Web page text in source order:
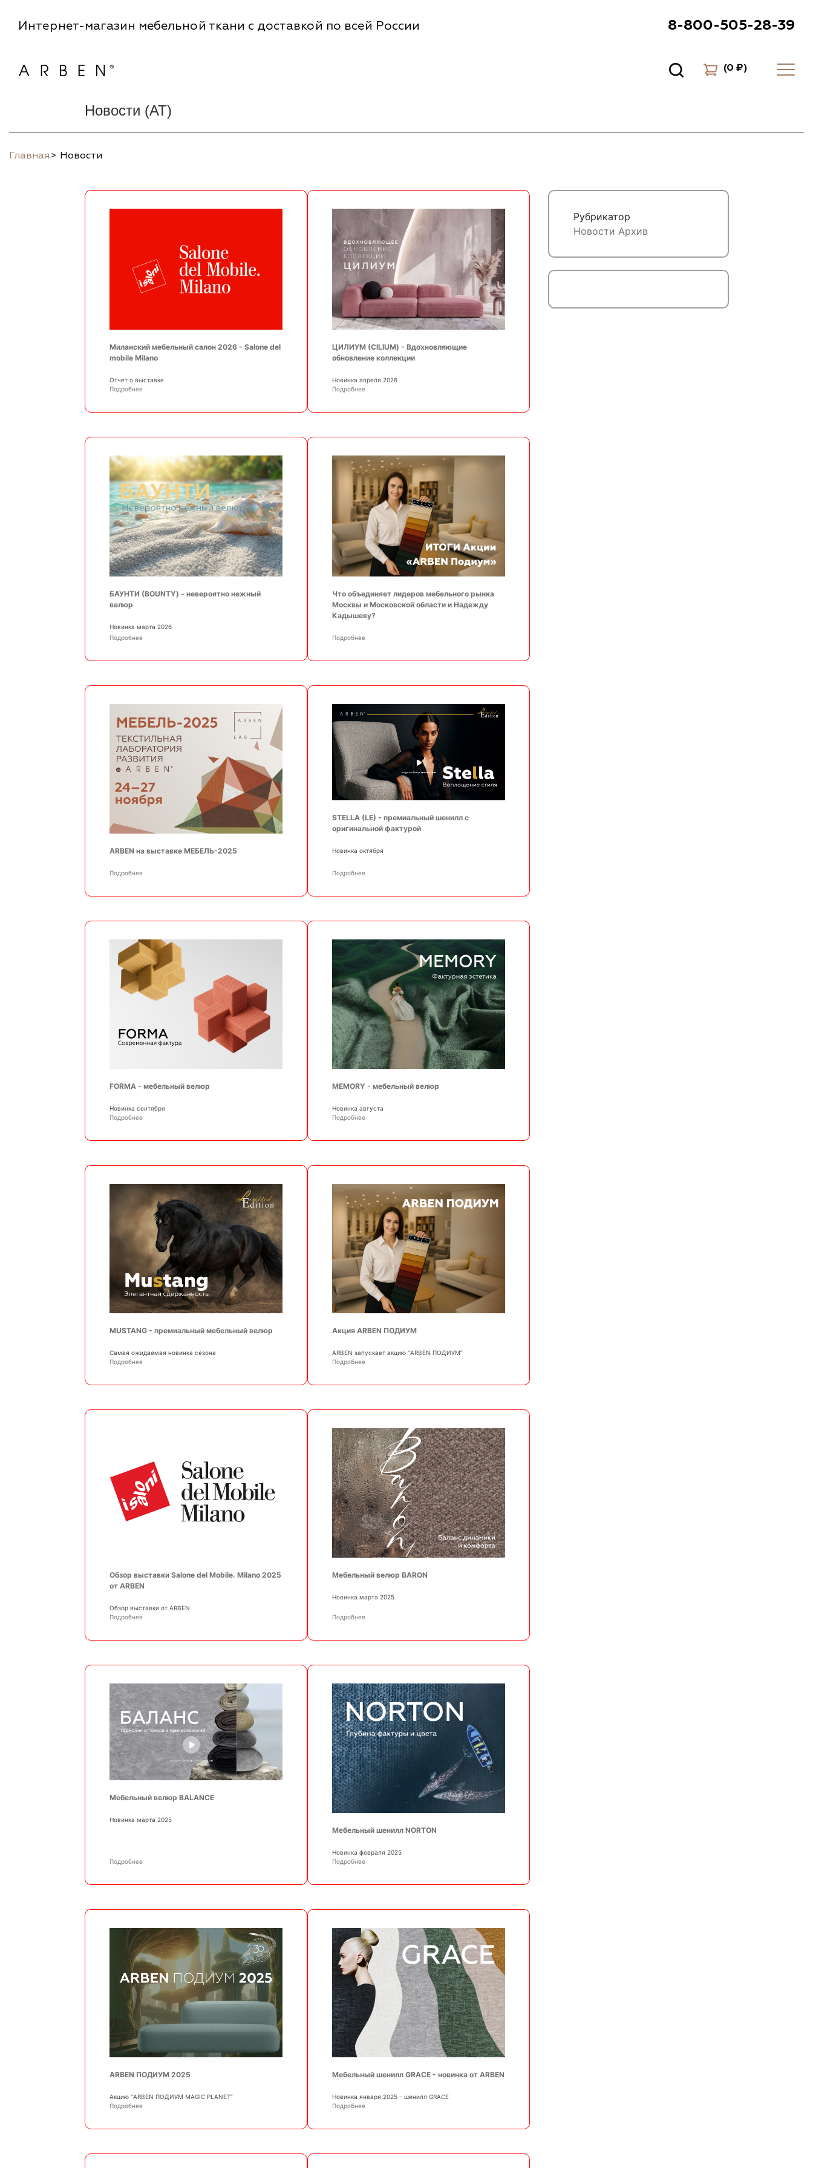
Интернет-магазин мебельной ткани с доставкой по всей России 8-800-505-28-39
(0 ₽)
Новости (AT)
Главная> Новости
Миланский мебельный салон 2026 - Salone del
mobile Milano
Отчет о выставке
Подробнее
ЦИЛИУМ (CILIUM) - Вдохновляющие
обновление коллекции
Новинка апреля 2026
Подробнее
БАУНТИ (BOUNTY) - невероятно нежный
велюр
Новинка марта 2026
Подробнее
Что объединяет лидеров мебельного рынка
Москвы и Московской области и Надежду
Кадышеву?
Подробнее
ARBEN на выставке МЕБЕЛЬ-2025
Подробнее
STELLA (LE) - премиальный шенилл с
оригинальной фактурой
Новинка октября
Подробнее
FORMA - мебельный велюр
Новинка сентября
Подробнее
MEMORY - мебельный велюр
Новинка августа
Подробнее
MUSTANG - премиальный мебельный велюр
Самая ожидаемая новинка сезона
Подробнее
Акция ARBEN ПОДИУМ
АRBEN запускает акцию “ARBEN ПОДИУМ”
Подробнее
Обзор выставки Salone del Mobile. Milano 2025
от ARBEN
Обзор выставки от ARBEN
Подробнее
Мебельный велюр BARON
Новинка марта 2025
Подробнее
Мебельный велюр BALANCE
Новинка марта 2025
Подробнее
Мебельный шенилл NORTON
Новинка февраля 2025
Подробнее
ARBEN ПОДИУМ 2025
Акцию “ARBEN ПОДИУМ MAGIC PLANET”
Подробнее
Мебельный шенилл GRACE - новинка от ARBEN
Новинка января 2025 - шенилл GRACE
Подробнее
Рубрикатор
Новости Архив